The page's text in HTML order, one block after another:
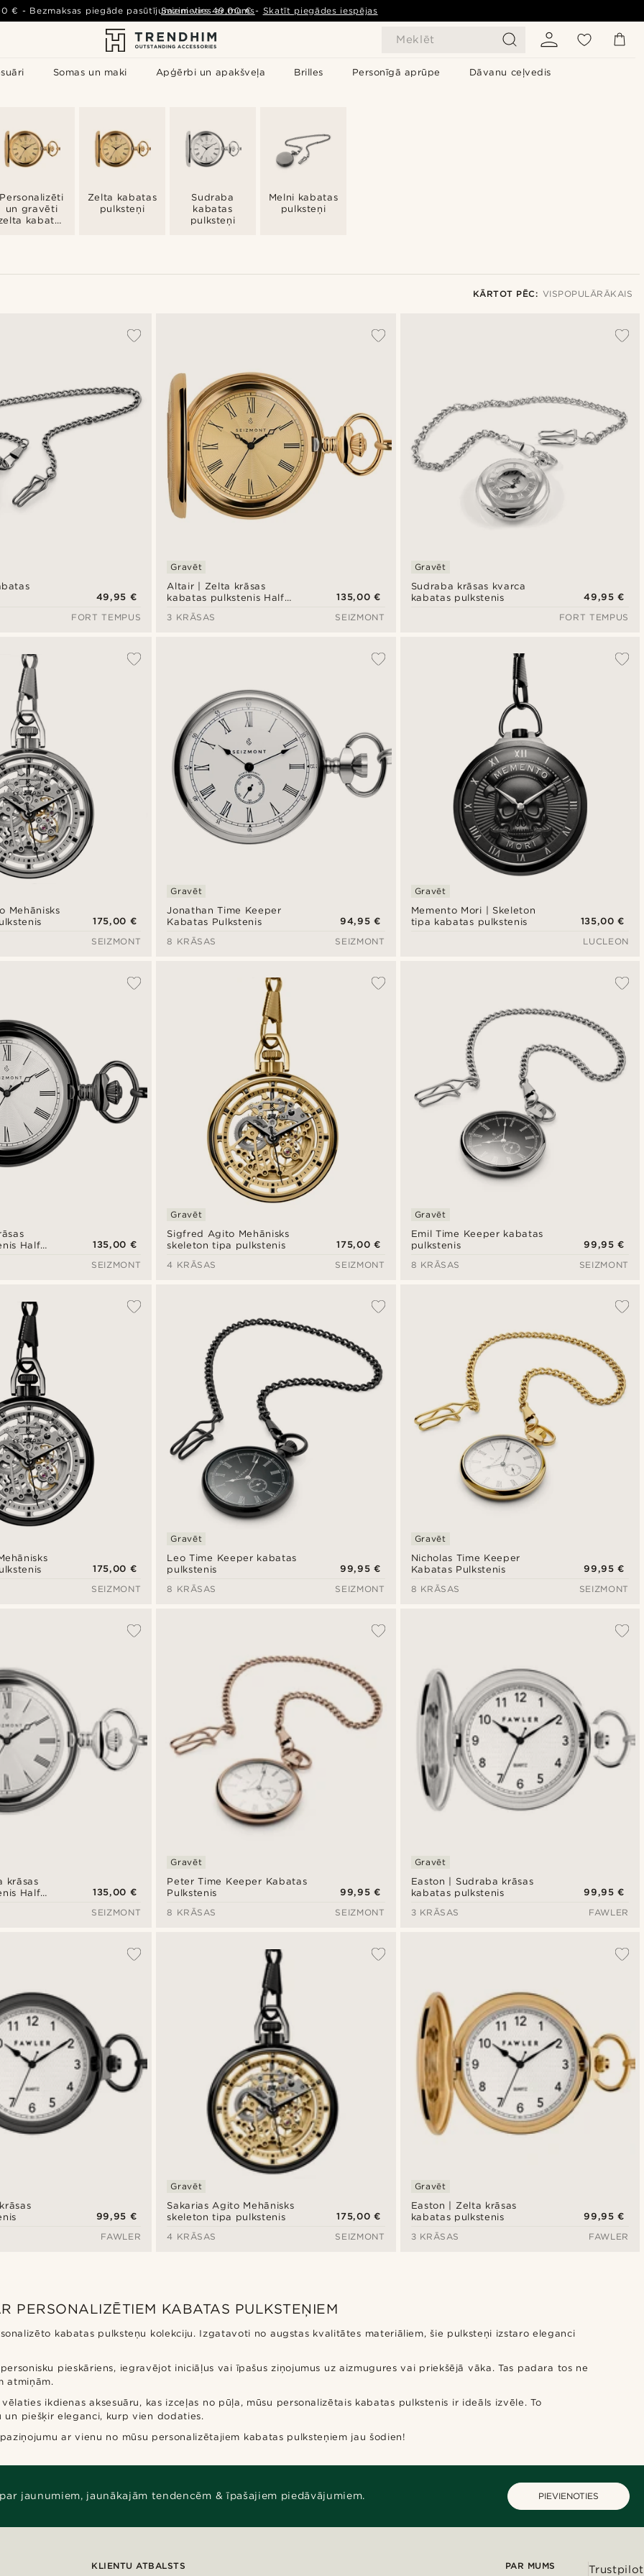
Meklēt
Somas un maki Apģērbi un apakšveļa Brilles Personīgā aprūpe Dāvanu ceļvedis
€ - Bezmaksas piegāde pasūtījumiem virs49,00 € - Skatīt piegādes iespējas
Sazinieties ar mums
Personalizēti
un gravēti
kabatas
Zelta kabatas
pulksteņi
Sudraba
kabatas
pulksteņi
Melni kabatas
pulksteņi
KĀRTOT PĒC: VISPOPULĀRĀKAIS
49,95 €
FORT TEMPUS
Altair | Zelta krāsas
kabatas pulkstenis Half
Gravēt
135,00 €
3 KRĀSAS
SEIZMONT
Sudraba krāsas kvarca
kabatas pulkstenis
Gravēt
49,95 €
FORT TEMPUS
Mehānisks
175,00 €
SEIZMONT
Jonathan Time Keeper
Kabatas Pulkstenis
Gravēt
94,95 €
8 KRĀSAS
SEIZMONT
Memento Mori | Skeleton
tipa kabatas pulkstenis
Gravēt
135,00 €
LUCLEON
Half
135,00 €
SEIZMONT
Sigfred Agito Mehānisks
skeleton tipa pulkstenis
Gravēt
175,00 €
4 KRĀSAS
SEIZMONT
Emil Time Keeper kabatas
pulkstenis
Gravēt
99,95 €
8 KRĀSAS
SEIZMONT
175,00 €
SEIZMONT
Leo Time Keeper kabatas
pulkstenis
Gravēt
99,95 €
8 KRĀSAS
SEIZMONT
Nicholas Time Keeper
Kabatas Pulkstenis
Gravēt
99,95 €
8 KRĀSAS
SEIZMONT
krāsas
Half
135,00 €
SEIZMONT
Peter Time Keeper Kabatas
Pulkstenis
Gravēt
99,95 €
8 KRĀSAS
SEIZMONT
Easton | Sudraba krāsas
kabatas pulkstenis
Gravēt
99,95 €
3 KRĀSAS
FAWLER
99,95 €
FAWLER
Sakarias Agito Mehānisks
skeleton tipa pulkstenis
Gravēt
175,00 €
4 KRĀSAS
SEIZMONT
Easton | Zelta krāsas
kabatas pulkstenis
Gravēt
99,95 €
3 KRĀSAS
FAWLER
PERSONALIZĒTIEM KABATAS PULKSTEŅIEM
kabatas pulksteņu kolekciju. Izgatavoti no augstas kvalitātes materiāliem, šie pulksteņi izstaro eleganci
pieskāriens, iegravējot iniciāļus vai īpašus ziņojumus uz aizmugures vai priekšējā vāka. Tas padara tos ne
atmiņām.
ikdienas aksesuāru, kas izceļas no pūļa, mūsu personalizētais kabatas pulkstenis ir ideāls izvēle. To
piešķir eleganci, kurp vien dodaties.
ar vienu no mūsu personalizētajiem kabatas pulksteņiem jau šodien!
jaunumiem, jaunākajām tendencēm & īpašajiem piedāvājumiem. PIEVIENOTIES
KLIENTU ATBALSTS PAR MUMS Trustpilot